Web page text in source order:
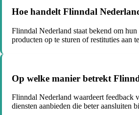
Hoe handelt Flinndal
Flinndal Nederland staat bekend om
producten op te sturen of restituties aan
Op welke manier betrekt
Flinndal Nederland waardeert feedback
diensten aanbieden die beter aansluiten